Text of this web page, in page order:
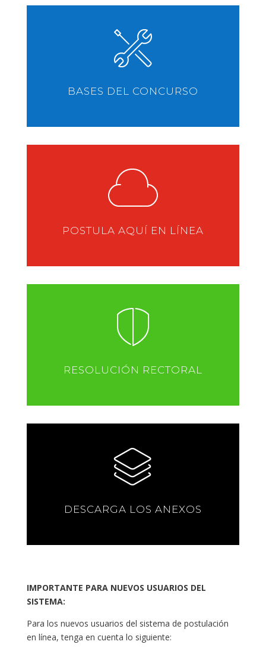
BASES DEL CONCURSO
POSTULA AQUÍ EN LÍNEA
RESOLUCIÓN RECTORAL
DESCARGA LOS ANEXOS
IMPORTANTE PARA NUEVOS USUARIOS DEL
SISTEMA:
Para los nuevos usuarios del sistema de postulación
en línea, tenga en cuenta lo siguiente: